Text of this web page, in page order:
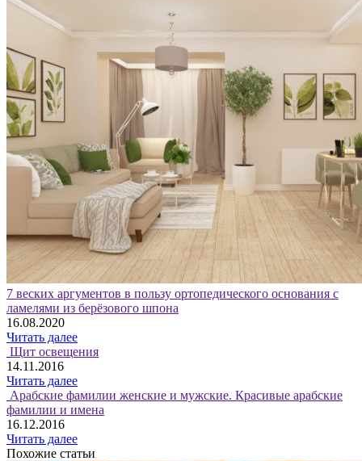
7 веских аргументов в пользу ортопедического основания с
ламелями из берёзового шпона
16.08.2020
Читать далее
Щит освещения
14.11.2016
Читать далее
Арабские фамилии женские и мужские. Красивые арабские
фамилии и имена
16.12.2016
Читать далее
Похожие статьи